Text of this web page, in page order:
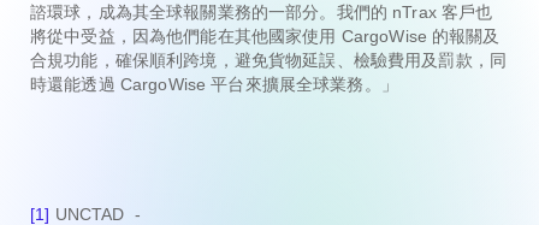
諮環球，成為其全球報關業務的一部分。我們的 nTrax 客戶也
將從中受益，因為他們能在其他國家使用 CargoWise 的報關及
合規功能，確保順利跨境，避免貨物延誤、檢驗費用及罰款，同
時還能透過 CargoWise 平台來擴展全球業務。」
[1] UNCTAD -